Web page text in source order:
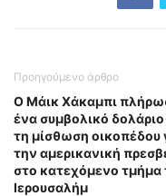
Προηγούμενο άρθρο
Ο Μάικ Χάκαμπι
ένα συμβολικό δολάριο
τη μίσθωση οικοπέδου
την αμερικανική
στο κατεχόμενο τμήμα
Ιερουσαλήμ